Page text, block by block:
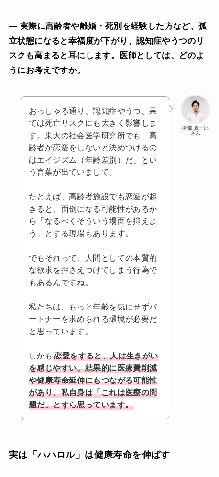
— 実際に高齢者や離婚・死別を経験した方など、孤
立状態になると幸福度が下がり、認知症やうつのリ
スクも高まると耳にします。医師としては、どのよ
うにお考えですか。
物部 真一郎
さん
おっしゃる通り、認知症やうつ、果
ては死亡リスクにも大きく影響しま
す。東大の社会医学研究所でも「高
齢者が恋愛をしないと決めつけるの
はエイジズム（年齢差別）だ」とい
う言葉が出ていまして。
たとえば、高齢者施設でも恋愛が起
きると、面倒になる可能性があるか
ら「なるべくそういう場面を抑えよ
う」とする現場もあります。
でもそれって、人間としての本質的
な欲求を押さえつけてしまう行為で
もあるんですね。
私たちは、もっと年齢を気にせずパ
ートナーを求められる環境が必要だ
と思っています。
しかも恋愛をすると、人は生きがい
を感じやすい。結果的に医療費削減
や健康寿命延伸にもつながる可能性
があり、私自身は「これは医療の問
題だ」とすら思っています。
実は「ハハロル」は健康寿命を伸ばす